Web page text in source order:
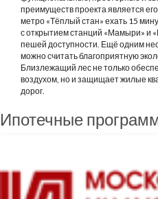
преимуществ проекта является
метро «Тёплый стан» ехать 15
с открытием станций «Мамыри» и
пешей доступности. Ещё одним
можно считать благоприятную
Близлежащий лес не только
воздухом, но и защищает жилые
дорог.
Ипотечные